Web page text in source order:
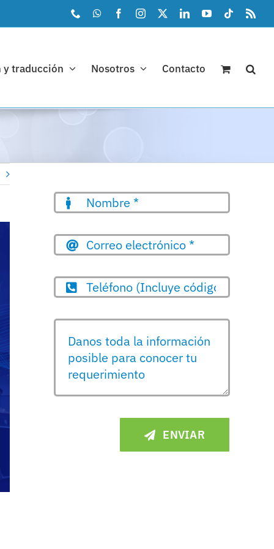
Phone WhatsAppFacebookInstagram LinkedInYouTubeTiktok
traducción Nosotros Contacto
ENVIAR